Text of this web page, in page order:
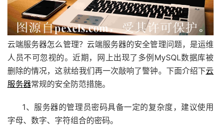
云端服务器怎么管理？云端服务器的安全管理问题，是运维
人员不可忽视的。近期，网上出现了多例MySQL数据库被
删除的情况，这就给我们再一次敲响了警钟。下面介绍下云
服务器常规的安全防范措施。
1、服务器的管理员密码具备一定的复杂度，建议使用
字母、数字、字符组合的密码。